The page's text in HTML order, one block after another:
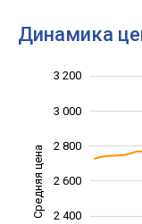
Динамика
Средняя цена 2 000
2 400
2 600
2 800
3 000
3 200